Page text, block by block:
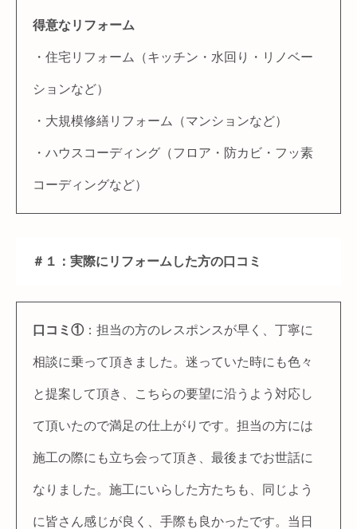
得意なリフォーム
・住宅リフォーム（キッチン・水回り・リノベー
ションなど）
・大規模修繕リフォーム（マンションなど）
・ハウスコーディング（フロア・防カビ・フッ素
コーディングなど）
＃１：実際にリフォームした方の口コミ
口コミ①：担当の方のレスポンスが早く、丁寧に
相談に乗って頂きました。迷っていた時にも色々
と提案して頂き、こちらの要望に沿うよう対応し
て頂いたので満足の仕上がりです。担当の方には
施工の際にも立ち会って頂き、最後までお世話に
なりました。施工にいらした方たちも、同じよう
に皆さん感じが良く、手際も良かったです。当日